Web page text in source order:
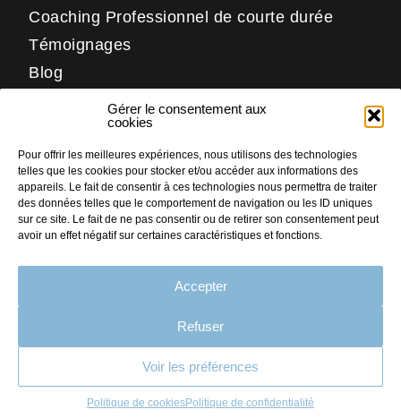
Gérer le consentement aux
cookies
Pour offrir les meilleures expériences, nous utilisons des technologies
telles que les cookies pour stocker et/ou accéder aux informations des
appareils. Le fait de consentir à ces technologies nous permettra de traiter
des données telles que le comportement de navigation ou les ID uniques
sur ce site. Le fait de ne pas consentir ou de retirer son consentement peut
avoir un effet négatif sur certaines caractéristiques et fonctions.
Accepter
Refuser
Voir les préférences
Politique de cookiesPolitique de confidentialité
Coaching Professionnel de courte durée
Témoignages
Blog
LinkedIn
Facebook
Instagram
PLAN DU SITE
MENTIONS LÉGALES
CRÉDITS
CONTACTFaites nous part
de votre projet